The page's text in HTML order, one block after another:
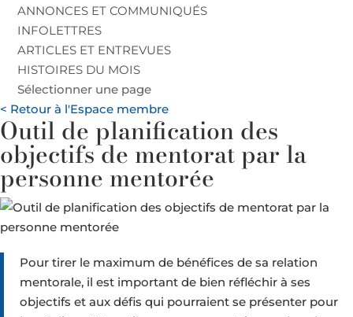
ANNONCES ET COMMUNIQUÉS
INFOLETTRES
ARTICLES ET ENTREVUES
HISTOIRES DU MOIS
Sélectionner une page
< Retour à l'Espace membre
Outil de planification des
objectifs de mentorat par la
personne mentorée
Pour tirer le maximum de bénéfices de sa relation
mentorale, il est important de bien réfléchir à ses
objectifs et aux défis qui pourraient se présenter pour